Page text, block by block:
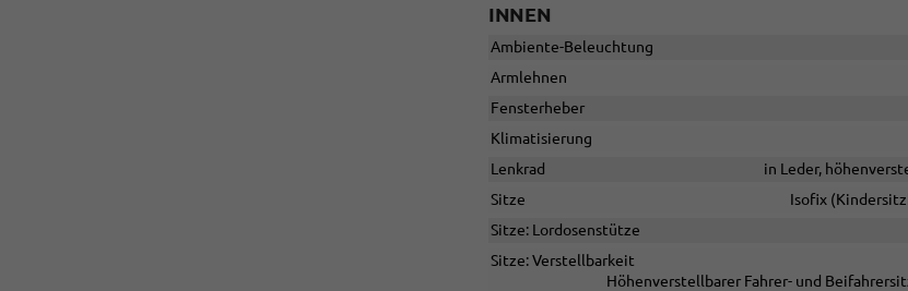
INNEN
Ambiente-Beleuchtung
Armlehnen
Fensterheber
Klimatisierung
Lenkrad
in Leder,
Sitze
Isofix
Sitze: Lordosenstütze
Sitze: Verstellbarkeit
Höhenverstellbarer Fahrer- und